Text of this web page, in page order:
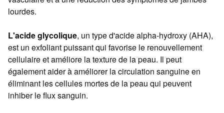
lourdes.
L'acide glycolique, un type d'acide alpha-hydroxy (AHA),
est un exfoliant puissant qui favorise le renouvellement
cellulaire et améliore la texture de la peau. Il peut
également aider à améliorer la circulation sanguine en
éliminant les cellules mortes de la peau qui peuvent
inhiber le flux sanguin.